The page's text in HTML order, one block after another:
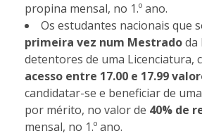
propina mensal, no 1.º ano.
Os estudantes nacionais que
primeira vez num Mestradoda
detentores de uma Licenciatura,
acesso entre 17.00 e 17.99
candidatar-se e beneficiar de
por mérito, no valor de 40% de
mensal, no 1.º ano.